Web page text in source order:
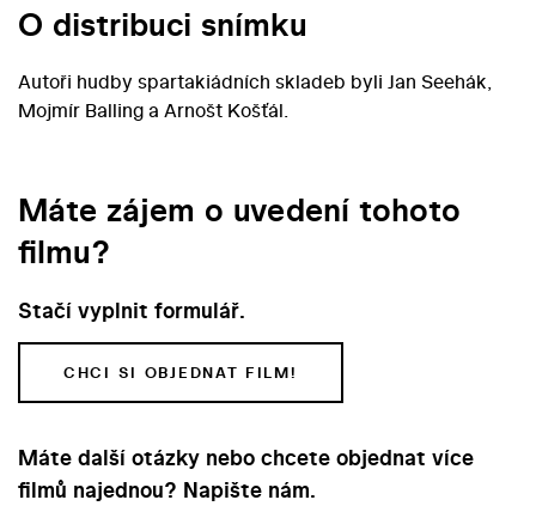
O distribuci snímku
Autoři hudby spartakiádních skladeb byli Jan Seehák,
Mojmír Balling a Arnošt Košťál.
Máte zájem o uvedení tohoto
filmu?
Stačí vyplnit formulář.
CHCI SI OBJEDNAT FILM!
Máte další otázky nebo chcete objednat více
filmů najednou? Napište nám.